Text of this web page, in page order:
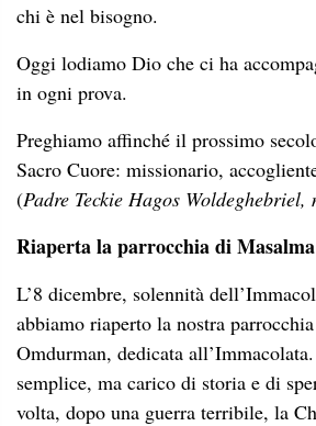
chi è nel bisogno.
Oggi lodiamo Dio che ci ha
in ogni prova.
Preghiamo affinché il prossimo
Sacro Cuore: missionario,
(Padre Teckie Hagos Woldeghebriel,
Riaperta la parrocchia di
L’8 dicembre, solennità
abbiamo riaperto la nostra
Omdurman, dedicata
semplice, ma carico di storia e di
volta, dopo una guerra terribile, la